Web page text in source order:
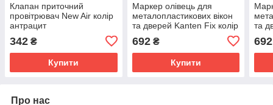
Клапан приточний
провітрювач New Air колір
антрацит
342 ₴
Купити
Маркер олівець для
металопластикових вікон
та дверей Kanten Fix колір
692₴
Купити
та
692
Про нас